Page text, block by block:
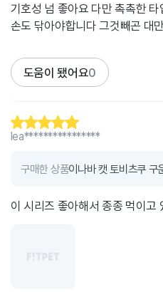
기호성 넘 좋아요 다만 촉촉한
손도 닦아야합니다 그것빼곤 대
도움이 됐어요0
lea****************
구매한 상품이나바 캣 토비츠쿠
이 시리즈 좋아해서 종종 먹이고